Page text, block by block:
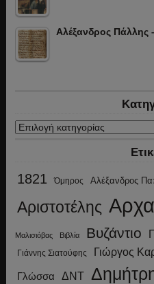
Αλέξανδρος Πάλλης
Κατηγορίες
1821 Όμηρος Αλέξανδρος
Αριστοτέλης
Μαλισιόβας Βιβλία Βυζάντιο
Γιάννης Σιατούφης Γιώργος
Γλώσσα ΔΝΤ